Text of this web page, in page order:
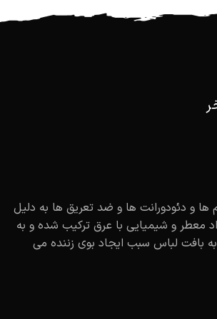
و دئودورانت ها و ضد تعریق ها به دلیل
معطر و شیمیایی با عرق ترکیب شده و به
بافت لباس سبب ایجاد بوی زننده می